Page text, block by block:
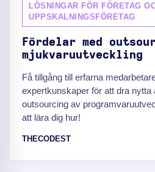
LÖSNINGAR FÖR FÖRETAG
UPPSKALNINGSFÖRETAG
Fördelar med
mjukvaruutveckling
Få tillgång till erfarna
expertkunskaper för att dra nytta
outsourcing av
att lära dig hur!
THECODEST